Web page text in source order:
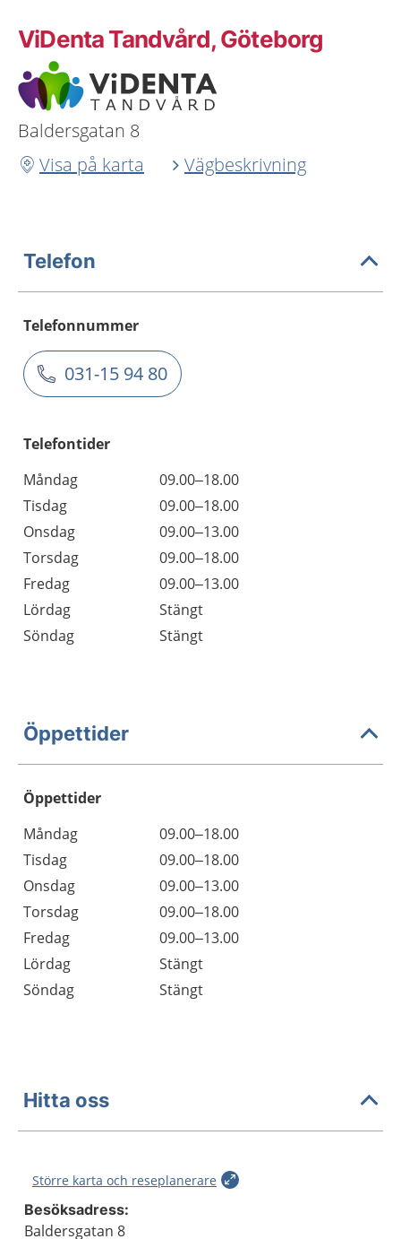
ViDenta Tandvård, Göteborg
Baldersgatan 8
Visa på karta
Vägbeskrivning
Telefon
Telefonnummer
031-15 94 80
Telefontider
Måndag
09.00–18.00
Tisdag
09.00–18.00
Onsdag
09.00–13.00
Torsdag
09.00–18.00
Fredag
09.00–13.00
Lördag
Stängt
Söndag
Stängt
Öppettider
Öppettider
Dag
Öppettider
Kommentarer
Måndag
09.00–18.00
Tisdag
09.00–18.00
Onsdag
09.00–13.00
Torsdag
09.00–18.00
Fredag
09.00–13.00
Lördag
Stängt
Söndag
Stängt
Hitta oss
Större karta och reseplanerare
Besöksadress:
Baldersgatan 8